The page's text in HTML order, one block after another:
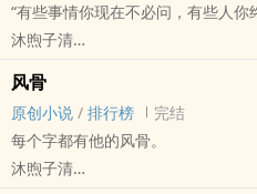
“有些事情你现在不必问，有些人你
沐煦子清
短篇 - 完结 - 轻松 - 第一人称
主受视角 - 1v1
【无视时间线，本文时间线不出所
☆第一人称散散，会有其他主播客串
风骨
原创小说 / 排行榜
完结
每个字都有他的风骨。
沐煦子清